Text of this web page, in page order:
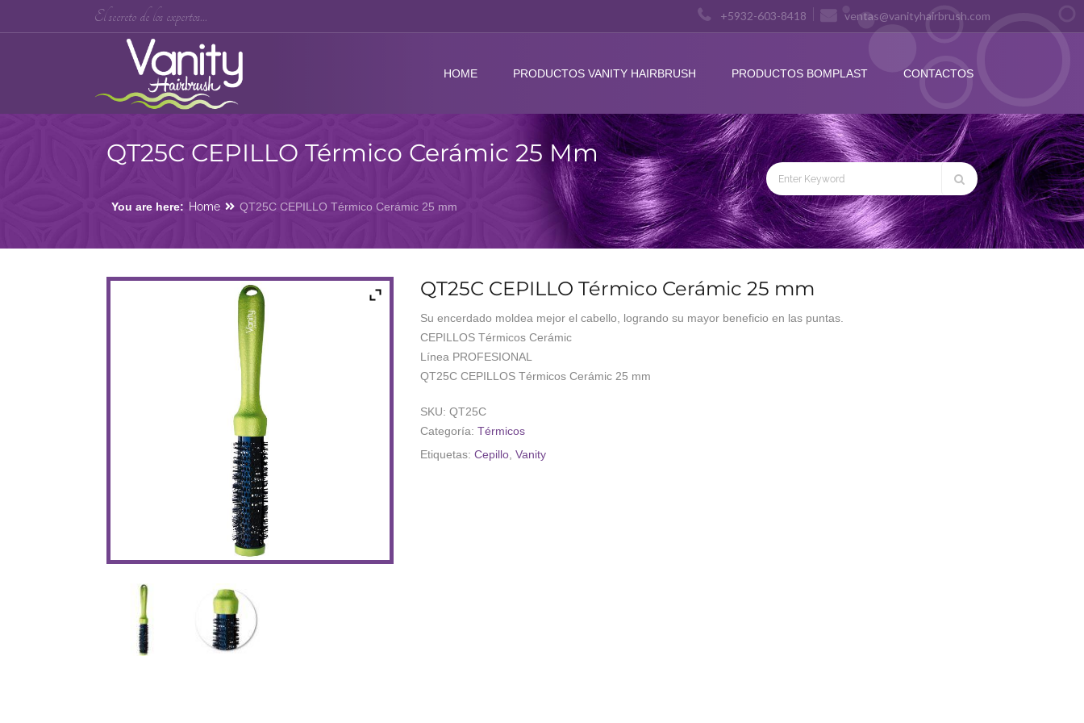
El secreto de los expertos... +5932-603-8418 ventas@vanityhairbrush.com
HOME PRODUCTOS VANITY HAIRBRUSH PRODUCTOS BOMPLAST CONTACTOS
QT25C CEPILLO Térmico Cerámic 25 Mm
You are here: Home QT25C CEPILLO Térmico Cerámic 25 mm
QT25C CEPILLO Térmico Cerámic 25 mm
Su encerdado moldea mejor el cabello, logrando su mayor beneficio en las puntas.
CEPILLOS Térmicos Cerámic
Línea PROFESIONAL
QT25C CEPILLOS Térmicos Cerámic 25 mm
SKU: QT25C
Categoría: Térmicos
Etiquetas: Cepillo, Vanity